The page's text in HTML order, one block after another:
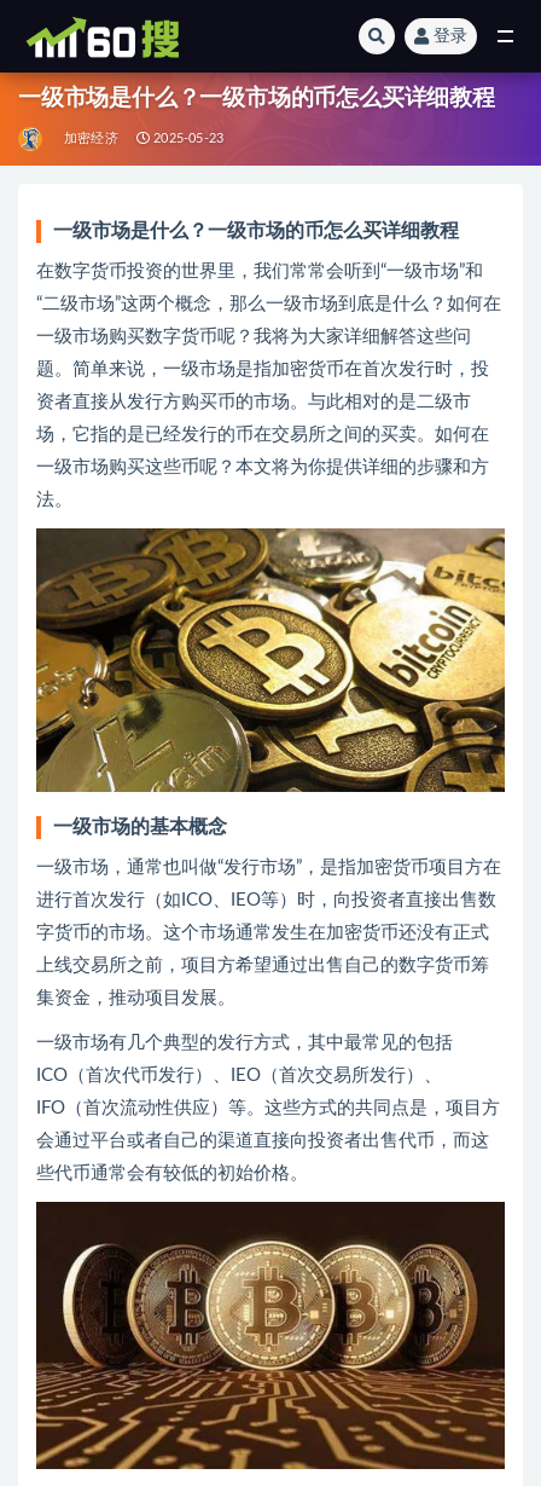
登录
一级市场是什么？一级市场的币怎么买详细教程
加密经济 2025-05-23
一级市场是什么？一级市场的币怎么买详细教程
在数字货币投资的世界里，我们常常会听到“一级市场”和
“二级市场”这两个概念，那么一级市场到底是什么？如何在
一级市场购买数字货币呢？我将为大家详细解答这些问
题。简单来说，一级市场是指加密货币在首次发行时，投
资者直接从发行方购买币的市场。与此相对的是二级市
场，它指的是已经发行的币在交易所之间的买卖。如何在
一级市场购买这些币呢？本文将为你提供详细的步骤和方
法。
一级市场的基本概念
一级市场，通常也叫做“发行市场”，是指加密货币项目方在
进行首次发行（如ICO、IEO等）时，向投资者直接出售数
字货币的市场。这个市场通常发生在加密货币还没有正式
上线交易所之前，项目方希望通过出售自己的数字货币筹
集资金，推动项目发展。
一级市场有几个典型的发行方式，其中最常见的包括
ICO（首次代币发行）、IEO（首次交易所发行）、
IFO（首次流动性供应）等。这些方式的共同点是，项目方
会通过平台或者自己的渠道直接向投资者出售代币，而这
些代币通常会有较低的初始价格。